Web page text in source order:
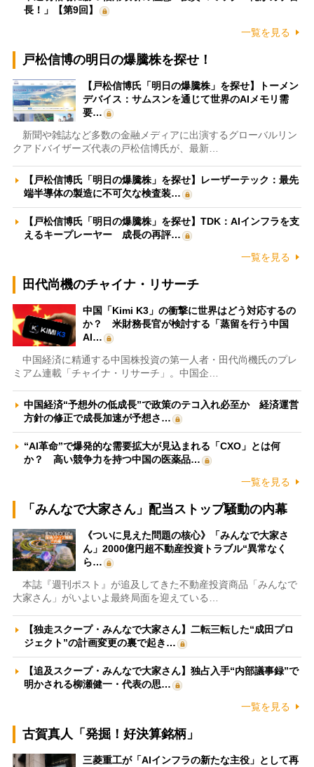
長！」【第9回】
一覧を見る
戸松信博の明日の爆騰株を探せ！
【戸松信博氏「明日の爆騰株」を探せ】トーメン
デバイス：サムスンを通じて世界のAIメモリ需
要…
新聞や雑誌など多数の金融メディアに出演するグローバルリン
クアドバイザーズ代表の戸松信博氏が、最新…
【戸松信博氏「明日の爆騰株」を探せ】レーザーテック：最先
端半導体の製造に不可欠な検査装…
【戸松信博氏「明日の爆騰株」を探せ】TDK：AIインフラを支
えるキープレーヤー 成長の再評…
一覧を見る
田代尚機のチャイナ・リサーチ
中国「Kimi K3」の衝撃に世界はどう対応するの
か？ 米財務長官が検討する「蒸留を行う中国
AI…
中国経済に精通する中国株投資の第一人者・田代尚機氏のプレ
ミアム連載「チャイナ・リサーチ」。中国企…
中国経済“予想外の低成長”で政策のテコ入れ必至か 経済運営
方針の修正で成長加速が予想さ…
“AI革命”で爆発的な需要拡大が見込まれる「CXO」とは何
か？ 高い競争力を持つ中国の医薬品…
一覧を見る
「みんなで大家さん」配当ストップ騒動の内幕
《ついに見えた問題の核心》「みんなで大家さ
ん」2000億円超不動産投資トラブル“異常なく
ら…
本誌『週刊ポスト』が追及してきた不動産投資商品「みんなで
大家さん」がいよいよ最終局面を迎えている…
【独走スクープ・みんなで大家さん】二転三転した“成田プロ
ジェクト”の計画変更の裏で起き…
【追及スクープ・みんなで大家さん】独占入手“内部議事録”で
明かされる柳瀬健一・代表の思…
一覧を見る
古賀真人「発掘！好決算銘柄」
三菱重工が「AIインフラの新たな主役」として再